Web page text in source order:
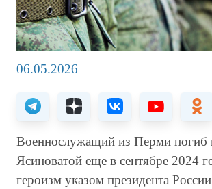
06.05.2026
Военнослужащий из Перми погиб
Ясиноватой еще в сентябре 2024
героизм указом президента